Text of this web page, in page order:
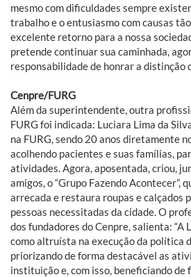
mesmo com dificuldades sempre
trabalho e o entusiasmo com causas
excelente retorno para a nossa
pretende continuar sua caminhada,
responsabilidade de honrar a distinção
Cenpre/FURG
Além da superintendente, outra
FURG foi indicada: Luciara Lima da
na FURG, sendo 20 anos diretamente
acolhendo pacientes e suas famílias,
atividades. Agora, aposentada, criou,
amigos, o “Grupo Fazendo Acontecer”,
arrecada e restaura roupas e calçados
pessoas necessitadas da cidade. O
dos fundadores do Cenpre, salienta: “A
como altruísta na execução da política
priorizando de forma destacável as
instituição e, com isso, beneficiando de